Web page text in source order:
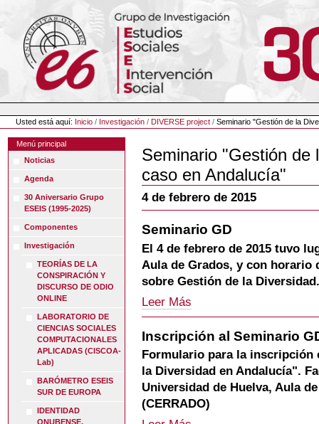
contenido.
navegación
Herramientas
Personales
Usted está aquí: Inicio / Investigación /DIVERSE project /Seminario "Gestión de la
Menú principal
Noticias
Agenda
30 Aniversario Grupo
ESEIS (1995-2025)
Componentes
Investigación
TEORÍAS DE LA
CONSPIRACIÓN Y
DISCURSO DE ODIO
ONLINE
LABORATORIO DE
CIENCIAS SOCIALES
COMPUTACIONALES
APLICADAS (CISCOA-
Lab)
BARÓMETRO ESEIS
SUR DE EUROPA
IDENTIDAD
ONUBENSE,
Seminario "Gestión de
caso en Andalucía"
4 de febrero de 2015
Seminario GD
El 4 de febrero de 2015 tuvo
Aula de Grados, y con horario
sobre Gestión de la
Seminario
GD
Leer Más
Inscripción al Seminario
Formulario para la inscripción
la Diversidad en Andalucía".
Universidad de Huelva, Aula
(CERRADO)
Inscripción